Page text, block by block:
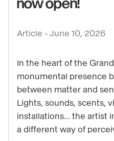
content
for
starry
thrills:
Laure
now open!
Article - June 10, 2026
In the heart of the Grand
monumental presence
between matter and
Lights, sounds, scents,
installations... the artist
a different way of